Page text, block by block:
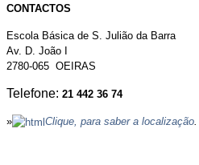
CONTACTOS
Escola Básica de S. Julião da Barra
Av. D. João I
2780-065 OEIRAS
Telefone: 21 442 36 74
» Clique, para saber a localização